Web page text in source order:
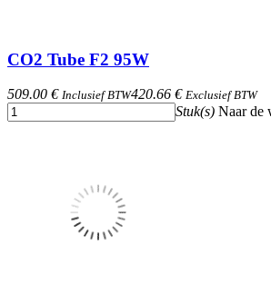
CO2 Tube F2 95W
509.00 € Inclusief BTW420.66 € Exclusief BTW
Stuk(s) Naar de